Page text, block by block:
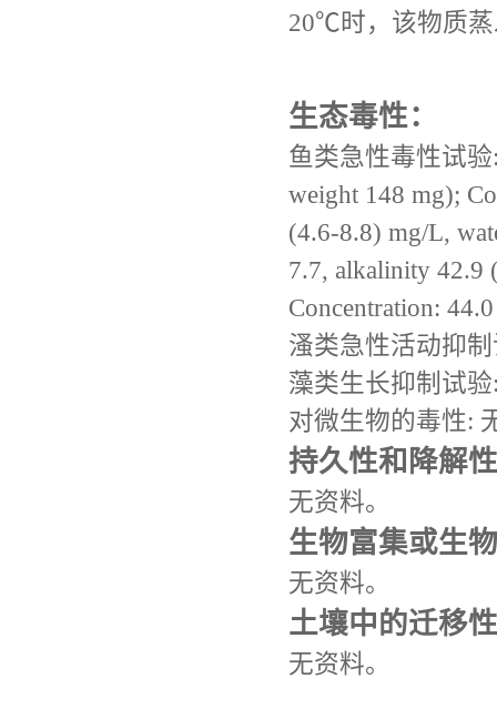
20℃时，该物质
生态毒性：
鱼类急性毒性试验:
weight 148 mg);
(4.6-8.8) mg/L,
7.7, alkalinity 42.9
Concentration:
溞类急性活动抑
藻类生长抑制试
对微生物的毒性:
持久性和降解
无资料。
生物富集或生
无资料。
土壤中的迁移
无资料。